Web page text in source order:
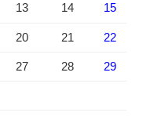
13 14 15
20 21 22
27 28 29